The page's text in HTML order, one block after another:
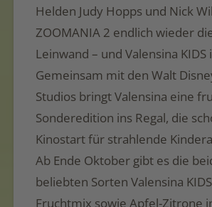
Helden Judy Hopps und Nick
ZOOMANIA 2 endlich wieder
Leinwand – und Valensina
Gemeinsam mit den Walt
Studios bringt Valensina eine
Sonderedition ins Regal, die
Kinostart für strahlende
Ab Ende Oktober gibt es die
beliebten Sorten Valensina
Fruchtmix sowie Apfel-Zitrone